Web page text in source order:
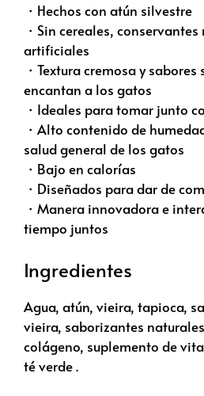
・Hechos con atún silvestre
・Sin cereales,
artificiales
・Textura cremosa y
encantan a los gatos
・Ideales para tomar junto
・Alto contenido de
salud general de los gatos
・Bajo en calorías
・Diseñados para dar de
・Manera innovadora e
tiempo juntos
Ingredientes
Agua, atún, vieira, tapioca,
vieira, saborizantes
colágeno, suplemento de
té verde .